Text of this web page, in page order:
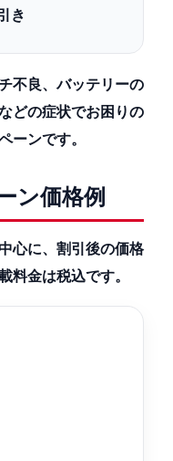
き
不良、バッテリーの
どの症状でお困りの
ーンです。
ン価格例
心に、割引後の価格
料金は税込です。